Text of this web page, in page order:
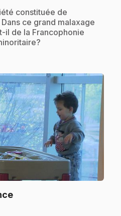
constituée de
ce grand malaxage
il de la Francophonie
.